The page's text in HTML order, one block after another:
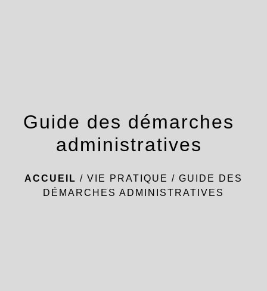
Guide des démarches
administratives
ACCUEIL / VIE PRATIQUE / GUIDE DES
DÉMARCHES ADMINISTRATIVES